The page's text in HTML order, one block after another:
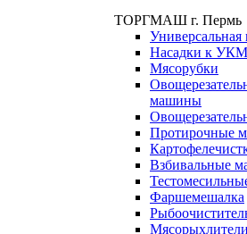
ТОРГМАШ г. Пермь
Насадки к УКМ
Мясорубки
машины
Протирочные
Взбивальные
Фаршемешалка
Мясорыхлители